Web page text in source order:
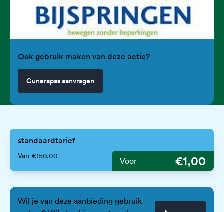
Ook gebruik maken van deze actie?
Cunerapas aanvragen
standaardtarief
Van €150,00 Voor €1,00
Wil je van deze aanbieding gebruik